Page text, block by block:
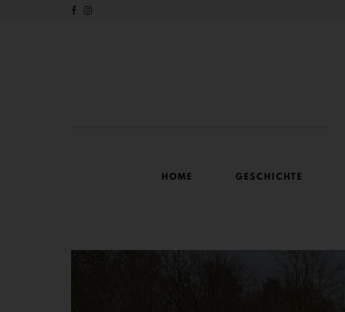
HOME GESCHICHTE